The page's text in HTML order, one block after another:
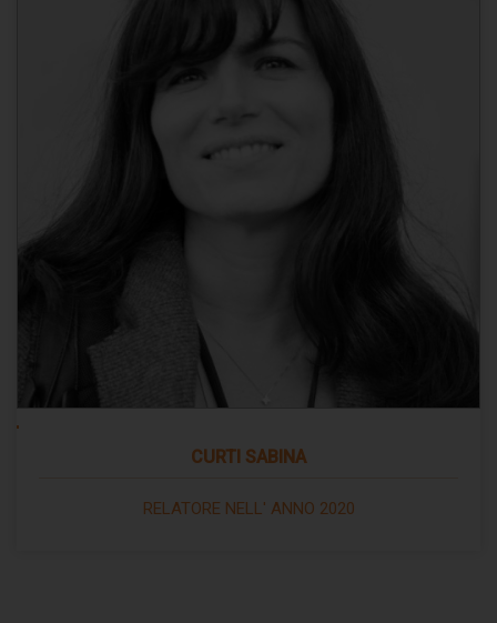
CURTI SABINA
RELATORE NELL' ANNO 2020